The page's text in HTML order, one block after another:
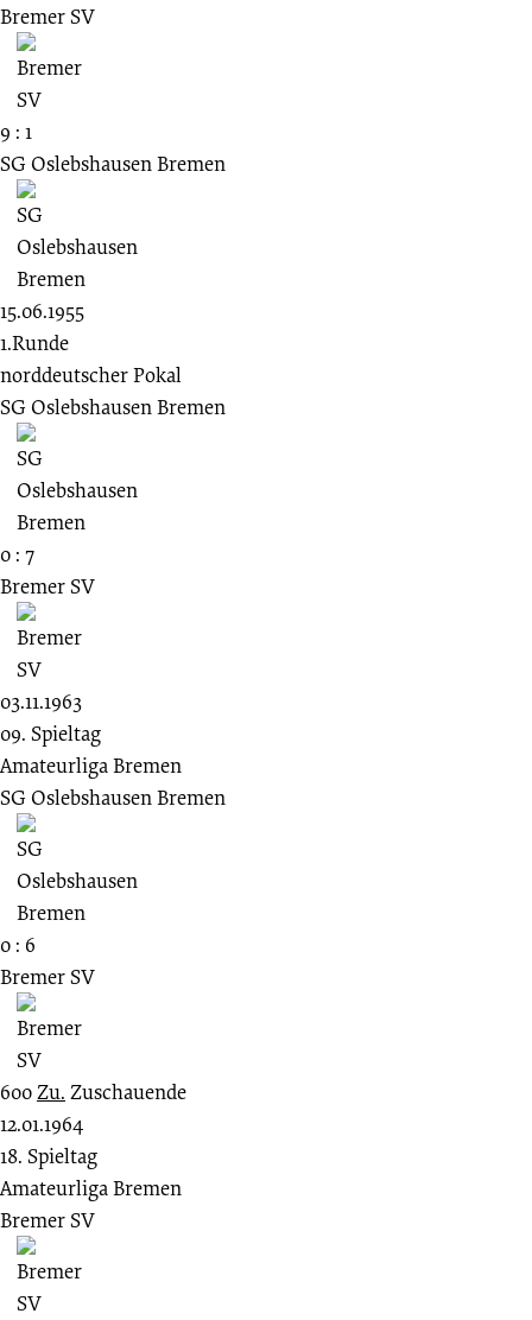
Bremer SV
9 : 1
SG Oslebshausen Bremen
15.06.1955
1.Runde
norddeutscher Pokal
SG Oslebshausen Bremen
0 : 7
Bremer SV
03.11.1963
09. Spieltag
Amateurliga Bremen
SG Oslebshausen Bremen
0 : 6
Bremer SV
600Zu. Zuschauende
12.01.1964
18. Spieltag
Amateurliga Bremen
Bremer SV